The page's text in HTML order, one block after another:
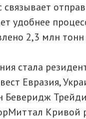
связывает
удобнее
2,3 млн тонн
стала
Евразия,
Беверидж
Кривой